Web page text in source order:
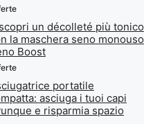
un décolleté più tonico
la maschera seno monouso
Boost
portatile
asciuga i tuoi capi
e risparmia spazio